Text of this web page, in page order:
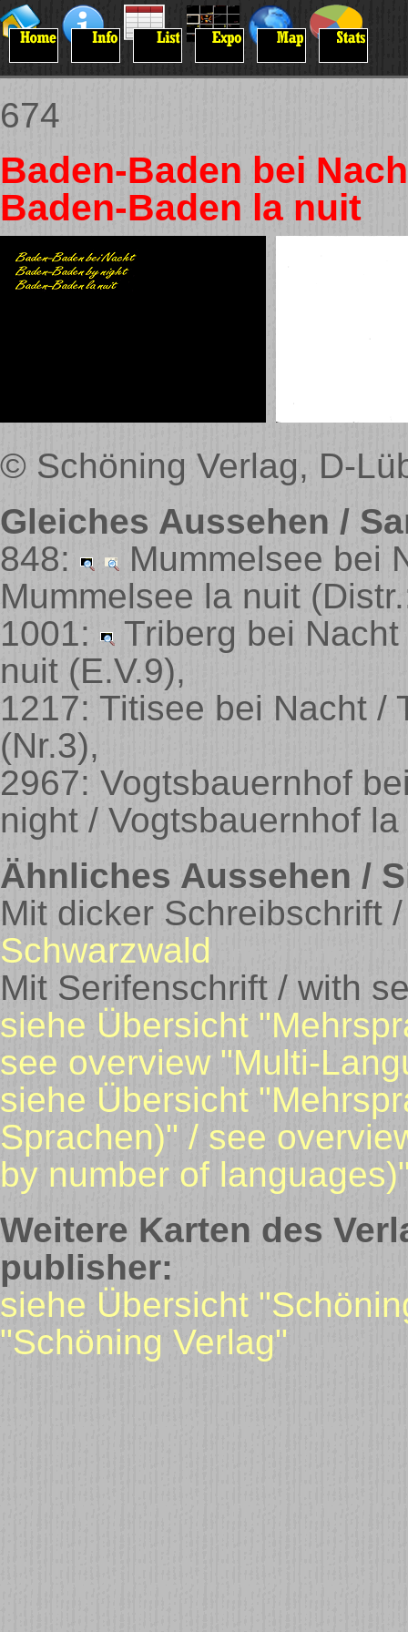
674
Baden-Baden bei
Baden-Baden la nuit
© Schöning Verlag, D-
Gleiches Aussehen /
848:
Mummelsee bei
Mummelsee la nuit
1001:
Triberg bei
nuit (E.V.9),
1217: Titisee bei Nacht /
(Nr.3),
2967: Vogtsbauernhof
night / Vogtsbauernhof
Ähnliches Aussehen /
Mit dicker Schreibschrift
Schwarzwald
Mit Serifenschrift / with
siehe Übersicht
see overview "Multi-
siehe Übersicht
Sprachen)" / see
by number of
Weitere Karten des
publisher:
siehe Übersicht
"Schöning Verlag"